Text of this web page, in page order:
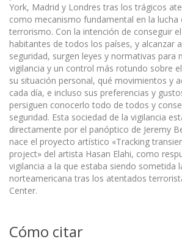
York, Madrid y Londres tras los trágicos
como mecanismo fundamental en la lucha
terrorismo. Con la intención de conseguir
habitantes de todos los países, y alcanzar
seguridad, surgen leyes y normativas para
vigilancia y un control más rotundo sobre
su situación personal, qué movimientos y
cada día, e incluso sus preferencias y
persiguen conocerlo todo de todos y
seguridad. Esta sociedad de la vigilancia
directamente por el panóptico de Jeremy
nace el proyecto artístico «Tracking
project» del artista Hasan Elahi, como
vigilancia a la que estaba siendo sometida
norteamericana tras los atentados
Center.
Cómo citar